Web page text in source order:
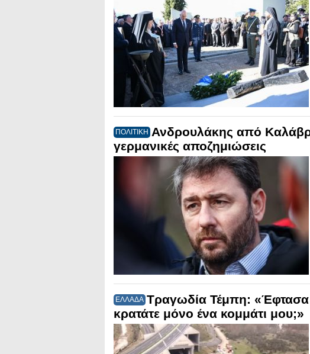
ΠΟΛΙΤΙΚΗ Ανδρουλάκης από
γερμανικές αποζημιώσεις
ΕΛΛΑΔΑ Τραγωδία Τέμπη: «Έφτασα
κρατάτε μόνο ένα κομμάτι μου;»